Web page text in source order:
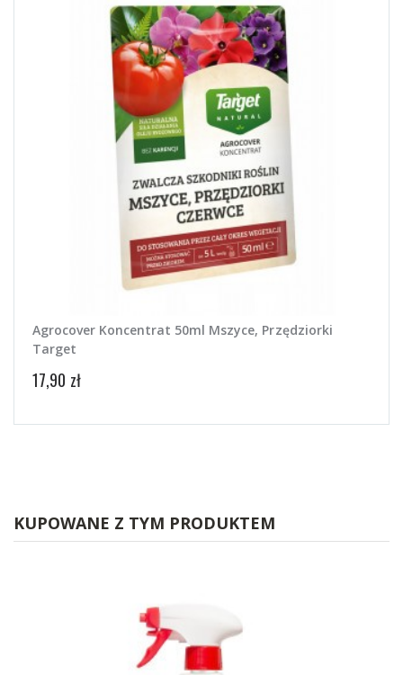
Agrocover Koncentrat 50ml Mszyce, Przędziorki
Target
17,90 zł
KUPOWANE Z TYM PRODUKTEM